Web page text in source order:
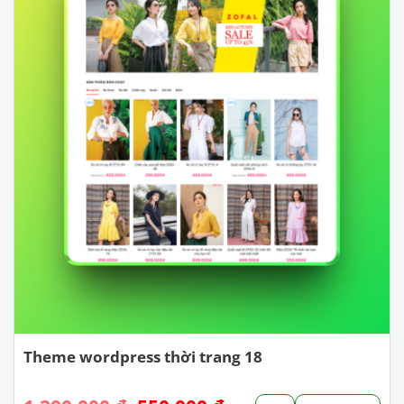
Theme wordpress thời trang 18